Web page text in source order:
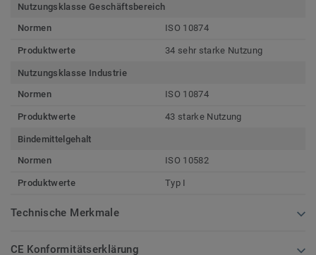
Nutzungsklasse Geschäftsbereich
Normen
ISO 10874
Produktwerte 34 sehr starke Nutzung
Nutzungsklasse Industrie
Normen
ISO 10874
Produktwerte 43 starke Nutzung
Bindemittelgehalt
Normen
ISO 10582
Produktwerte Typ I
Technische Merkmale
CE Konformitätserklärung